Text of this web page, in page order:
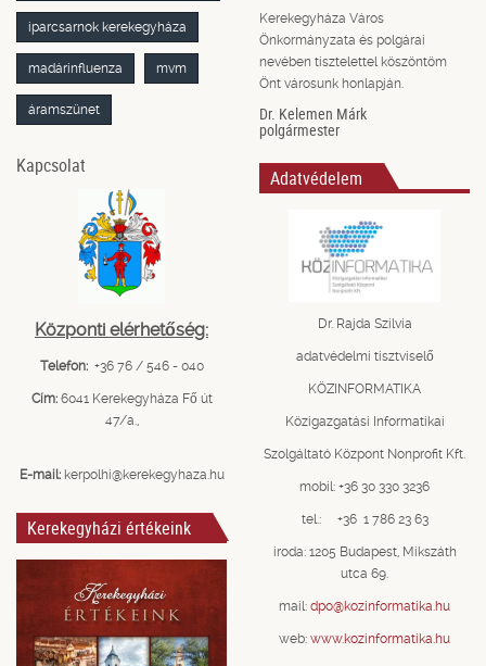
iparcsarnok kerekegyháza
madárinfluenza mvm
áramszünet
Kapcsolat
Központi elérhetőség:
Telefon: +36 76 / 546 - 040
Cím: 6041 Kerekegyháza Fő út
47/a.,
E-mail: kerpolhi@kerekegyhaza.hu
Kerekegyházi értékeink
Kerekegyháza Város
Önkormányzata és polgárai
nevében tisztelettel köszöntöm
Önt városunk honlapján.
Dr. Kelemen Márk
polgármester
Adatvédelem
Dr. Rajda Szilvia
adatvédelmi tisztviselő
KÖZINFORMATIKA
Közigazgatási Informatikai
Szolgáltató Központ Nonprofit Kft.
mobil: +36 30 330 3236
tel.: +36 1 786 23 63
iroda: 1205 Budapest, Mikszáth
utca 69.
mail: dpo@kozinformatika.hu
web: www.kozinformatika.hu